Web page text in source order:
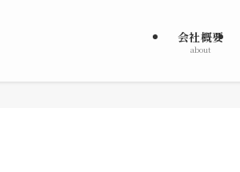
会社概要
about